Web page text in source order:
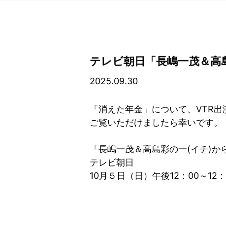
テレビ朝日「長嶋一茂＆
2025.09.30
「消えた年金」について、VTR出
ご覧いただけましたら幸いです。
「長嶋一茂＆高島彩の一(イチ)か
テレビ朝日
10月５日（日）午後12：00～12